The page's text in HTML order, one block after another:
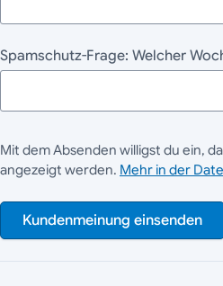
Spamschutz-Frage: Welcher
Mit dem Absenden willigst du ein,
angezeigt werden. Mehr in der
Kundenmeinung einsenden